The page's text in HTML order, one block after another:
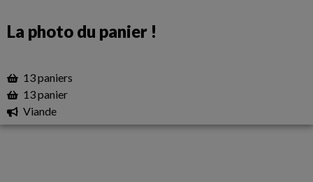
La photo du panier !
13 paniers
13 panier
Viande